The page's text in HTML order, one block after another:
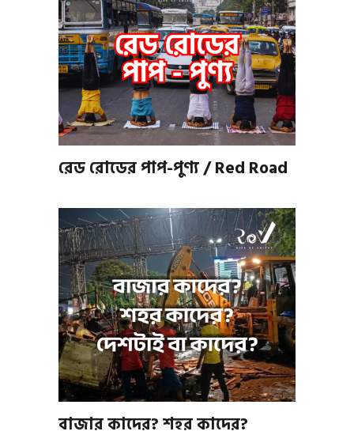
রেড রোডের পাপ-পুণ্য / Red Road
বাজার কাদের? শহর কাদের?